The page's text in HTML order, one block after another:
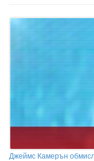
Джеймс Камерън